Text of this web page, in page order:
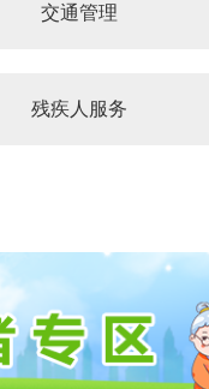
交通管理
残疾人服务